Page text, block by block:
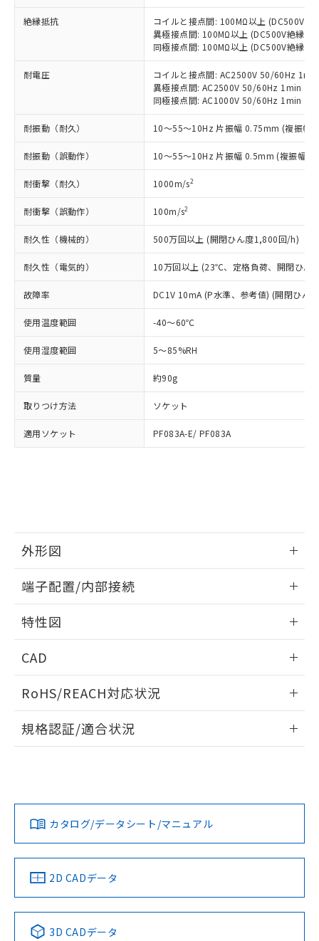
絶縁抵抗
コイルと接点間: 100MΩ以上 (DC500V絶
異極接点間: 100MΩ以上 (DC500V絶縁抵
同極接点間: 100MΩ以上 (DC500V絶縁抵
耐電圧
コイルと接点間: AC2500V 50/60Hz 1min
異極接点間: AC2500V 50/60Hz 1min
同極接点間: AC1000V 50/60Hz 1min
耐振動（耐久） 10～55～10Hz 片振幅 0.75mm (複振幅
耐振動（誤動作） 10～55～10Hz 片振幅 0.5mm (複振幅
耐衝撃（耐久） 1000m/s2
耐衝撃（誤動作） 100m/s2
耐久性（機械的） 500万回以上 (開閉ひん度1,800回/h)
耐久性（電気的） 10万回以上 (23℃、定格負荷、開閉ひん
故障率 DC1V 10mA (P水準、参考値) (開閉ひん
使用温度範囲 -40～60℃
使用湿度範囲 5～85%RH
質量 約90g
取りつけ方法 ソケット
適用ソケット PF083A-E/ PF083A
外形図
外形図
端子配置/内部接続
端子配置/内部接続
特性図
開閉容量
CAD
ドすることができます。
ログイン/会員登録
ダウンロードデータをご利用いただく前に、以下を必ずお読
みください。
ソフトウェアの使用条件
RoHS/REACH対応状況
EU RoHS 注意事項・凡例
対応済み
中国 RoHS 注意事項・凡例
規格認証/適合状況
LR型式承認
（イギリス
船舶規格）
DNV型式承認
（ノルウェー
BV型式承認
（フランス
KR型式
（韓国
No No No No
カタログ/データシート/マニュアル
2D CADデータ
3D CADデータ
本サービスの対象外となる商品もある
ことをご了承ください。
在庫状況および標準価格照会結果は、
記載している更新日時点での社内デー
タに基づき作成されるものであり、閲
覧された時点での実際の在庫および標
準価格とは異なる場合があることをご
正式な納期状況および標準価格はお客
様のお取引先、またはお客様担当のオ
ムロン制御機器販売店・当社販売員に
ご相談ください。
オムロン制御機器販売店や当社販売拠
点は「
販売ネットワーク
在庫状況および標準価格結果を当社の
事前の承諾なく第三者に漏洩または開
示しないようお願いします。
マイパーツ機能（部品リスト作成サー
ビス）をご利用いただくには、I-Web
お客様が当ウェブサイト上で当社にご
および当社の共同利用者が、当社の製
品・サービスに関するお客様との取
引・商談に必要な範囲で利用すること
をご了承ください。
※当社の共同利用者とは、"個人情報
の共同利用に関して"
の「1.共同利
仕入先様の事情により、非含有部品として
いたものが、含有品と判明した場合などや
むを得ず変更することがあります。
鉛(Pb) 1000ppm以下、 水銀(Hg) 1000ppm以下、 カド
ミウム(Cd) 100ppm以下、
六価クロム(Cr(Ⅵ)) 1000ppm以下、ポリ臭化ビフェニル
ル) (DEHP)(別名：DOP) 1000ppm以下、フタル酸ブチ
ルベンジル（BBP） 1000ppm以下、フタル酸ジブチル
（DBP） 1000ppm以下、フタル酸ジイソブチル
(DIBP) 1000ppm以下
適用除外項目は除く。
フタル酸エステル類の４物質については閾値を超える意
図的な使用がないことを確認しています。
※2 対応予定月
部品在庫の切り替え状況などにより、予定
月が前後することがあります。
※3 非含有証明書ダウンロード
下記の非含有証明書をダウンロードするこ
EU RoHS指令（10物質）の非含有証明書
51物質の非含有証明書（当社基準）
荷製品に未対応品が混在することから備考
欄に対応日を記載しておりました。
していることから、特段のことがない限
り、2022年1月12日より割愛しておりま
す。
「×」：最大均質材料含有率が中国RoHSの
基準値を超えていることを示します。
「－」：未確認です。当社販売部門へお問
*中国RoHS10物質の基準値 (GB/T26572)：
Pb(鉛) :1000ppm、 Hg(水銀) : 1000ppm、 Cd(カドミウ
Cr(Ⅵ)(六価クロム) : 1000ppm、 PBBs(ポリ臭化ビフェ
ニル類) : 1000ppm、 PBDEs(ポリ臭化ジフェニルエーテ
ル類) : 1000ppm、
DBP(フタル酸ジブチル) : 1000ppm、 DIBP(フタル酸ジ
イソブチル) : 1000ppm、 BBP(フタル酸ブチルベンジ
DEHP(フタル酸ビス(2-エチルヘキシル)) : 1000ppm
※2 環境保護使用期限
「ｅ」：有害物質（10物質）のすべてが基
準値以下であることを示します。
「10」：通常の使用状況下において有害物
質が外部に漏えいし、環境に深刻な影響を
及ぼさない年数を意味します。
「－」：未確認です。当社販売部門へお問
い合わせください。
当社は、これら貴社製品のうち、外国
為替および外国貿易法に定める商品
（以下｢規制貨物等」という）を輸出
または国外への提供する場合は、日本
国政府の輸出許可(または役務取引許
可)を取得するなどの必要な手続きを
当社は規制貨物を破棄する場合は、完
全に破砕するなど、違法に輸出されな
いよう必要な手段を講じます。
当社は貴社製品を、核兵器、ミサイ
ル、化学兵器、生物兵器またはその他
武器並びにこれらの製造装置等に一切
使用いたしません。
当社は、貴社製品を第三者に販売する
場合は、上記1、2および3の内容を当
該第三者に通知します。また当社は、
販売先および販売に係わる関係者が違
法に輸出するおそれがある場合は、取
り引きをいたしません。
○ 一定数以上の在庫あり
△ 一定数には満たないが在庫あり
－
在庫なし(最新の在庫状況につ
いては、お客様のお取引先、ま
たはお客様担当のオムロン制御
機器販売店・当社販売員にご確
認ください)
情報を公開していない機種